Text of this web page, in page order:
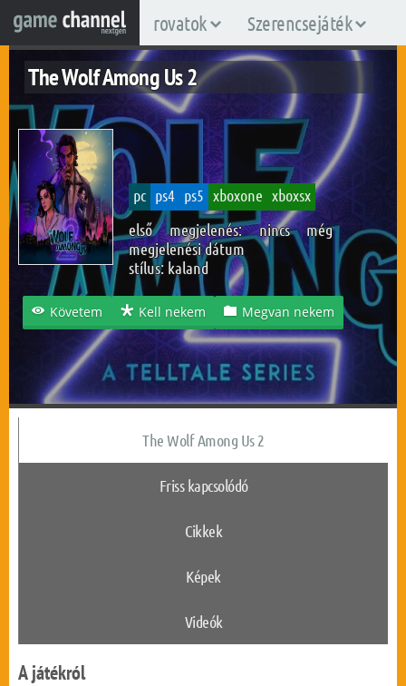
rovatok Szerencsejáték
The Wolf Among Us 2
pc ps4 ps5 xboxone xboxsx
első megjelenés: nincs még
megjelenési dátum
stílus: kaland
Követem Kell nekem Megvan nekem
The Wolf Among Us 2
Friss kapcsolódó
Cikkek
Képek
Videók
A játékról